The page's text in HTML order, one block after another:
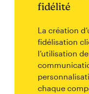
fidélité
La création
fidélisation
l’utilisation
chaque